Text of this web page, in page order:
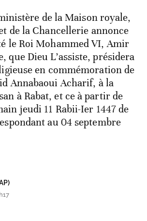
de la Maison royale,
de la Chancellerie annonce
le Roi Mohammed VI, Amir
que Dieu L’assiste, présidera
en commémoration de
Annabaoui Acharif, à la
à Rabat, et ce à partir de
jeudi 11 Rabii-Ier 1447 de
au 04 septembre